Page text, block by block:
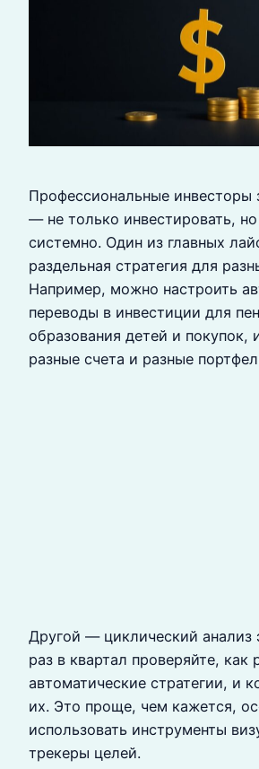
Профессиональные инвесторы
— не только инвестировать,
системно. Один из главных
раздельная стратегия для
Например, можно настроить
переводы в инвестиции для
образования детей и покупок,
разные счета и разные
Другой — циклический анализ
раз в квартал проверяйте, как
автоматические стратегии, и
их. Это проще, чем кажется,
использовать инструменты
трекеры целей.